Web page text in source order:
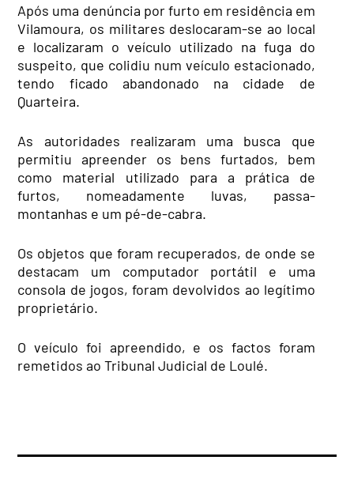
Após uma denúncia por furto em residência em
Vilamoura, os militares deslocaram-se ao local
e localizaram o veículo utilizado na fuga do
suspeito, que colidiu num veículo estacionado,
tendo ficado abandonado na cidade de
Quarteira.
As autoridades realizaram uma busca que
permitiu apreender os bens furtados, bem
como material utilizado para a prática de
furtos, nomeadamente luvas, passa-
montanhas e um pé-de-cabra.
Os objetos que foram recuperados, de onde se
destacam um computador portátil e uma
consola de jogos, foram devolvidos ao legítimo
proprietário.
O veículo foi apreendido, e os factos foram
remetidos ao Tribunal Judicial de Loulé.